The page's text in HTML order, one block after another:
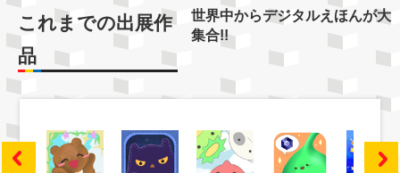
これまでの出展作
品
世界中からデジタルえほんが大
集合!!